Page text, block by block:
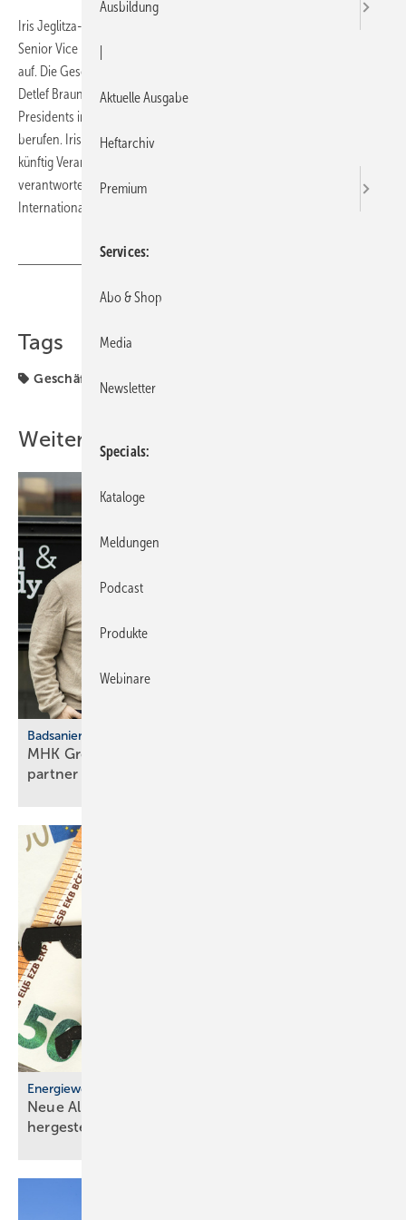
Iris Jeglitza-Moshage, Stephan Kurzawski und Klaus Reinke rücken ­­ als
Senior Vice Presidents in die Geschäftsleitung der Messe Frankfurt
auf. Die Geschäftsführung um den Vorsitzenden Wolfgang Marzin,
Detlef Braun und Uwe Behm hat drei Bereichsleiter als Senior Vice
Presidents in eine neu geschaffene erweiterte Geschäftsleitung
berufen. Iris Jeglitza-Moshage (48) übernimmt in der neuen Struktur
künftig Verantwortung für das Feld der technischen Messen. Damit
verantwortet sie u.a. die Entwicklung von ISH, Light + Building, Texcare
International, Texprocess und IFFA.
Teilen
Tags
Geschäftsleitung
Weitere Inhalte
Badsanierung
MHK Group: Der erste Bad & Body-Franchise­
partner legt
Energiewende
Neue Allianz: Förderung nur noch für in Europa
her­ge­stellte
Ausbildung
Aktuelle Ausgabe
Heftarchiv
Premium
Services
Abo & Shop
Media
Newsletter
Specials
Kataloge
Meldungen
Podcast
Produkte
Webinare